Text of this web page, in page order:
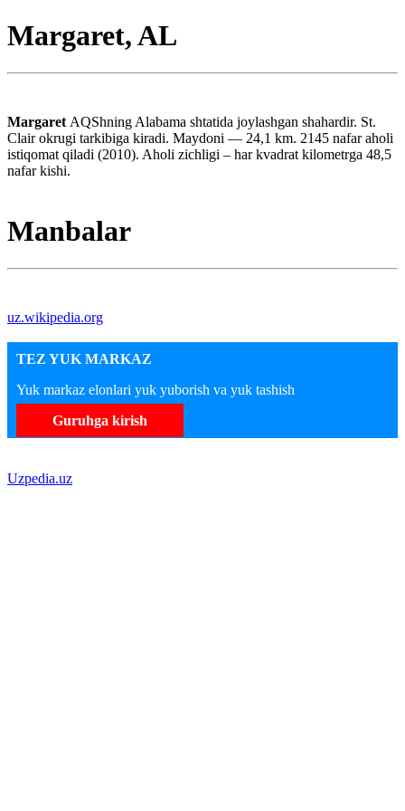
Margaret, AL
Margaret AQShning Alabama shtatida joylashgan shahardir. St.
Clair okrugi tarkibiga kiradi. Maydoni — 24,1 km. 2145 nafar aholi
istiqomat qiladi (2010). Aholi zichligi – har kvadrat kilometrga 48,5
nafar kishi.
Manbalar
uz.wikipedia.org
TEZ YUK MARKAZ
Yuk markaz elonlari yuk yuborish va yuk tashish
Guruhga kirish
Uzpedia.uz